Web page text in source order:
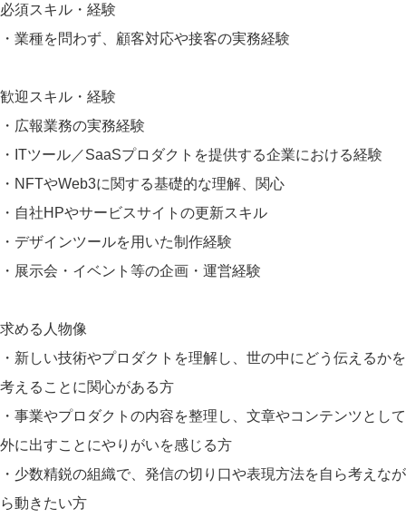
必須スキル・経験
・業種を問わず、顧客対応や接客の実務経験
歓迎スキル・経験
・広報業務の実務経験
・ITツール／SaaSプロダクトを提供する企業における経験
・NFTやWeb3に関する基礎的な理解、関心
・自社HPやサービスサイトの更新スキル
・デザインツールを用いた制作経験
・展示会・イベント等の企画・運営経験
求める人物像
・新しい技術やプロダクトを理解し、世の中にどう伝えるかを
考えることに関心がある方
・事業やプロダクトの内容を整理し、文章やコンテンツとして
外に出すことにやりがいを感じる方
・少数精鋭の組織で、発信の切り口や表現方法を自ら考えなが
ら動きたい方